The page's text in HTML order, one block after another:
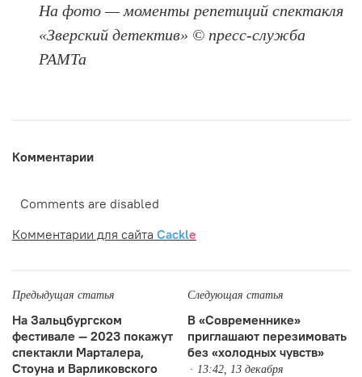
На фото — моменты репетиций спектакля
«Зверский детектив» © пресс-служба
РАМТа
Комментарии
Comments are disabled
Комментарии для сайта Cackle
Предыдущая статья
На Зальцбургском
фестивале — 2023 покажут
спектакли Марталера,
Стоуна и Варликовского
Следующая статья
В «Современнике»
приглашают перезимовать
без «холодных чувств»
13:42, 13 декабря